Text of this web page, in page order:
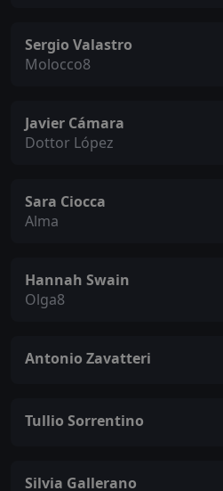
Sergio Valastro
Molocco8
Javier Cámara
Dottor López
Sara Ciocca
Alma
Hannah Swain
Olga8
Antonio Zavatteri
Tullio Sorrentino
Silvia Gallerano